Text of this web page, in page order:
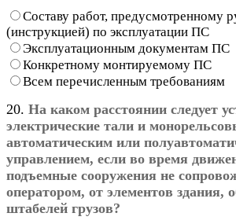
Составу работ, предусмотренному
(инструкцией) по эксплуатации ПС
Эксплуатационным документам ПС
Конкретному монтируемому ПС
Всем перечисленным требованиям
20. На каком расстоянии следует
электрические тали и
автоматическим или
управлением, если во время
подъемные сооружения не
оператором, от элементов здания,
штабелей грузов?